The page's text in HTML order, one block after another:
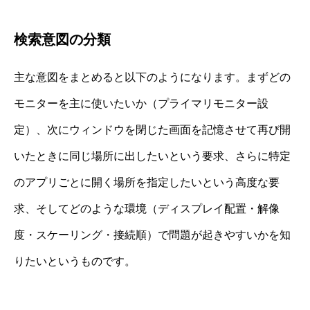
検索意図の分類
主な意図をまとめると以下のようになります。まずどの
モニターを主に使いたいか（プライマリモニター設
定）、次にウィンドウを閉じた画面を記憶させて再び開
いたときに同じ場所に出したいという要求、さらに特定
のアプリごとに開く場所を指定したいという高度な要
求、そしてどのような環境（ディスプレイ配置・解像
度・スケーリング・接続順）で問題が起きやすいかを知
りたいというものです。